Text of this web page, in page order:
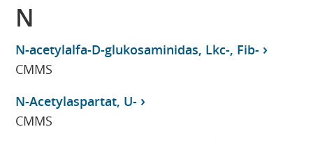
N
N-acetylalfa-D-glukosaminidas, Lkc-, Fib-
CMMS
N-Acetylaspartat, U-
CMMS